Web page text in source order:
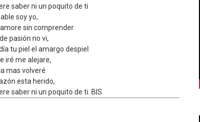
saber ni un poquito de ti
soy yo,
sin comprender
pasión no vi,
tu piel el amargo despiel
iré me alejare,
mas volveré
esta herido,
saber ni un poquito de ti. BIS